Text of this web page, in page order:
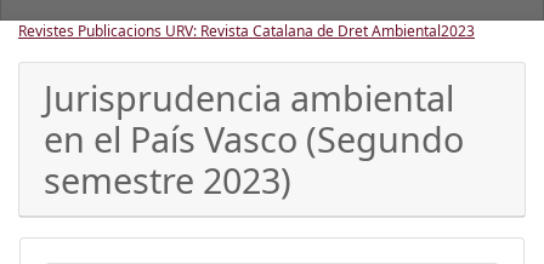
Revistes Publicacions URV: Revista Catalana de Dret Ambiental2023
Jurisprudencia ambiental
en el País Vasco (Segundo
semestre 2023)